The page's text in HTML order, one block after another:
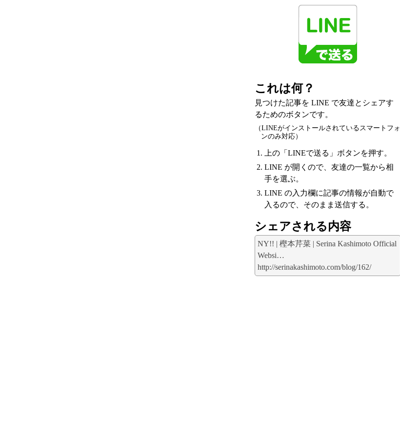
これは何？
見つけた記事を LINE で友達とシェアす
るためのボタンです。
（LINEがインストールされているスマートフォ
ンのみ対応）
上の「LINEで送る」ボタンを押す。
LINE が開くので、友達の一覧から相
手を選ぶ。
LINE の入力欄に記事の情報が自動で
入るので、そのまま送信する。
シェアされる内容
NY!! | 樫本芹菜 | Serina Kashimoto Official
Websi…
http://serinakashimoto.com/blog/162/